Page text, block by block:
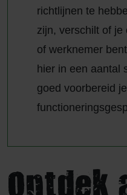
richtlijnen te
zijn, verschilt of je
of werknemer
hier in een aantal
goed voorbereid je